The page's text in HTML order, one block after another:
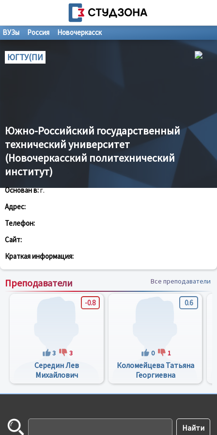
ВУЗы Россия Новочеркасск
ЮГТУ(ПИ
Южно-Российский государственный
технический университет
(Новочеркасский политехнический
институт)
Основан в:г.
Адрес:
Телефон:
Сайт:
Краткая информация:
Преподаватели Все преподаватели
-0.8
3 3
Середин Лев
Михайлович
0.6
0 1
Коломейцева Татьяна
Георгиевна